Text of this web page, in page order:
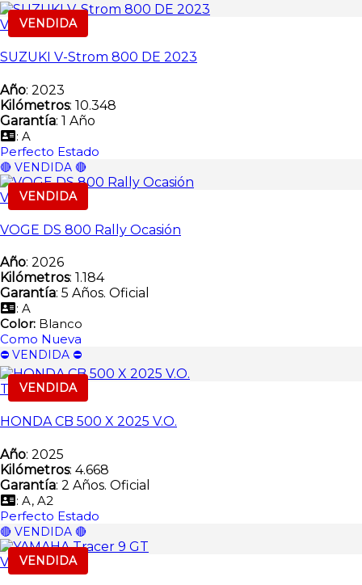
VENDIDA
Vendida
SUZUKI V-Strom 800 DE 2023
Año: 2023
Kilómetros: 10.348
Garantía: 1 Año
: A
Perfecto Estado
🔴 VENDIDA 🔴
VENDIDA
Vendida
VOGE DS 800 Rally Ocasión
Año: 2026
Kilómetros: 1.184
Garantía: 5 Años. Oficial
: A
Color: Blanco
Como Nueva
⛔️ VENDIDA ⛔️
VENDIDA
Trail
HONDA CB 500 X 2025 V.O.
Año: 2025
Kilómetros: 4.668
Garantía: 2 Años. Oficial
: A, A2
Perfecto Estado
🔴 VENDIDA 🔴
VENDIDA
Vendida